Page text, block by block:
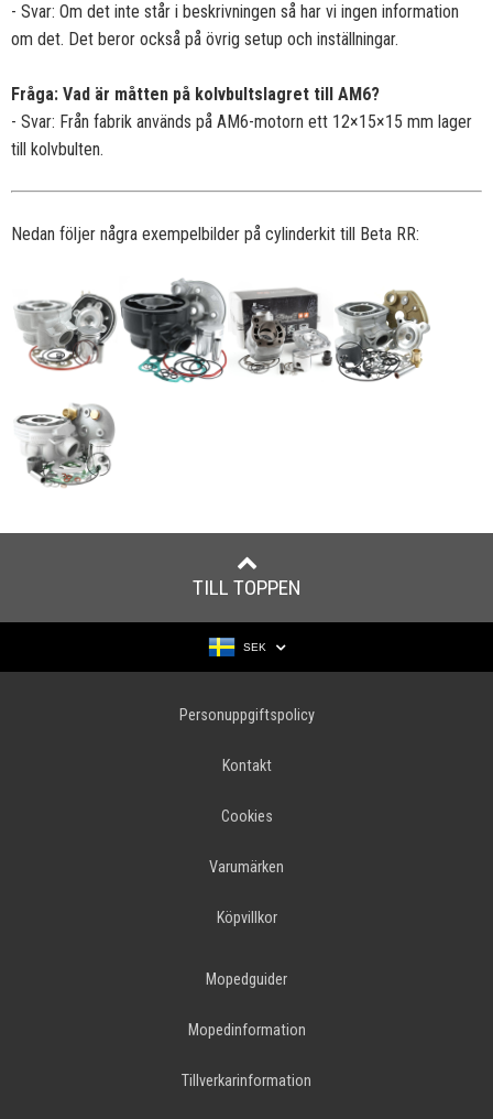
- Svar: Om det inte står i beskrivningen så har vi ingen information
om det. Det beror också på övrig setup och inställningar.
Fråga: Vad är måtten på kolvbultslagret till AM6?
- Svar: Från fabrik används på AM6-motorn ett 12×15×15 mm lager
till kolvbulten.
Nedan följer några exempelbilder på cylinderkit till Beta RR:
TILL TOPPEN
SEK
Personuppgiftspolicy
Kontakt
Cookies
Varumärken
Köpvillkor
Mopedguider
Mopedinformation
Tillverkarinformation